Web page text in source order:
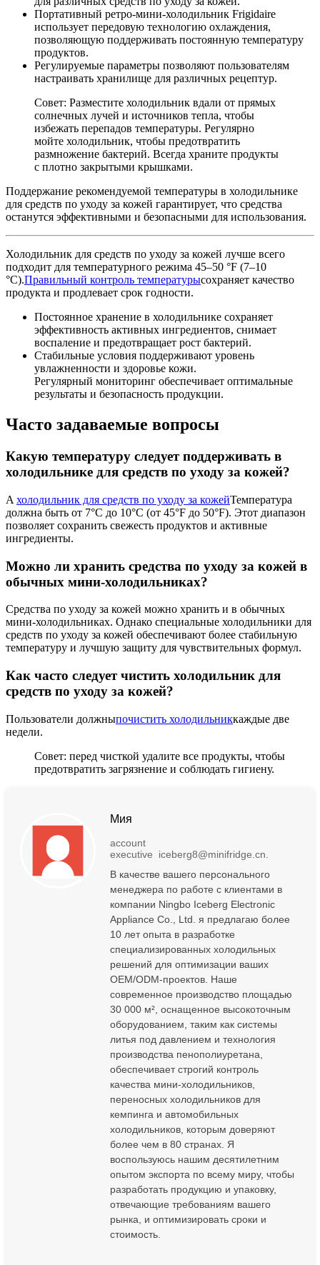
Портативный ретро-мини-холодильник Frigidaire
использует передовую технологию охлаждения,
позволяющую поддерживать постоянную температуру
продуктов.
Регулируемые параметры позволяют пользователям
настраивать хранилище для различных рецептур.
Совет: Разместите холодильник вдали от прямых
солнечных лучей и источников тепла, чтобы
избежать перепадов температуры. Регулярно
мойте холодильник, чтобы предотвратить
размножение бактерий. Всегда храните продукты
с плотно закрытыми крышками.
Поддержание рекомендуемой температуры в холодильнике
для средств по уходу за кожей гарантирует, что средства
останутся эффективными и безопасными для использования.
Холодильник для средств по уходу за кожей лучше всего
подходит для температурного режима 45–50 °F (7–10
°C).Правильный контроль температурысохраняет качество
продукта и продлевает срок годности.
Постоянное хранение в холодильнике сохраняет
эффективность активных ингредиентов, снимает
воспаление и предотвращает рост бактерий.
Стабильные условия поддерживают уровень
увлажненности и здоровье кожи.
Регулярный мониторинг обеспечивает оптимальные
результаты и безопасность продукции.
Часто задаваемые вопросы
Какую температуру следует поддерживать в
холодильнике для средств по уходу за кожей?
A холодильник для средств по уходу за кожейТемпература
должна быть от 7°C до 10°C (от 45°F до 50°F). Этот диапазон
позволяет сохранить свежесть продуктов и активные
ингредиенты.
Можно ли хранить средства по уходу за кожей в
обычных мини-холодильниках?
Средства по уходу за кожей можно хранить и в обычных
мини-холодильниках. Однако специальные холодильники для
средств по уходу за кожей обеспечивают более стабильную
температуру и лучшую защиту для чувствительных формул.
Как часто следует чистить холодильник для
средств по уходу за кожей?
Пользователи должныпочистить холодильниккаждые две
недели.
Совет: перед чисткой удалите все продукты, чтобы
предотвратить загрязнение и соблюдать гигиену.
Мия
account
executive iceberg8@minifridge.cn.
В качестве вашего персонального
менеджера по работе с клиентами в
компании Ningbo Iceberg Electronic
Appliance Co., Ltd. я предлагаю более
10 лет опыта в разработке
специализированных холодильных
решений для оптимизации ваших
OEM/ODM-проектов. Наше
современное производство площадью
30 000 м², оснащенное высокоточным
оборудованием, таким как системы
литья под давлением и технология
производства пенополиуретана,
обеспечивает строгий контроль
качества мини-холодильников,
переносных холодильников для
кемпинга и автомобильных
холодильников, которым доверяют
более чем в 80 странах. Я
воспользуюсь нашим десятилетним
опытом экспорта по всему миру, чтобы
разработать продукцию и упаковку,
отвечающие требованиям вашего
рынка, и оптимизировать сроки и
стоимость.